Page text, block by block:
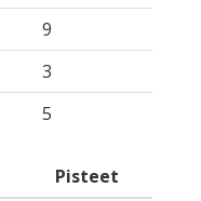
9
3
5
Pisteet